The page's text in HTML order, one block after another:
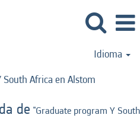
Idioma
Africa en Alstom
de "Graduate program Y South